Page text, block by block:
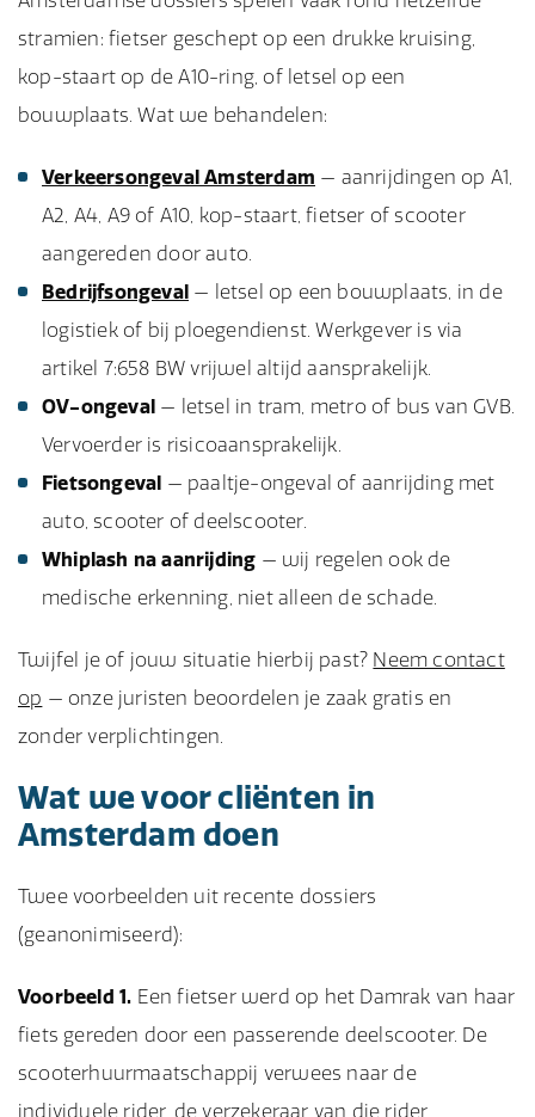
stramien: fietser geschept op een drukke kruising,
kop-staart op de A10-ring, of letsel op een
bouwplaats. Wat we behandelen:
Verkeersongeval Amsterdam — aanrijdingen op A1,
A2, A4, A9 of A10, kop-staart, fietser of scooter
aangereden door auto.
Bedrijfsongeval — letsel op een bouwplaats, in de
logistiek of bij ploegendienst. Werkgever is via
artikel 7:658 BW vrijwel altijd aansprakelijk.
OV-ongeval — letsel in tram, metro of bus van GVB.
Vervoerder is risicoaansprakelijk.
Fietsongeval — paaltje-ongeval of aanrijding met
auto, scooter of deelscooter.
Whiplash na aanrijding — wij regelen ook de
medische erkenning, niet alleen de schade.
Twijfel je of jouw situatie hierbij past? Neem contact
op — onze juristen beoordelen je zaak gratis en
zonder verplichtingen.
Wat we voor cliënten in
Amsterdam doen
Twee voorbeelden uit recente dossiers
(geanonimiseerd):
Voorbeeld 1. Een fietser werd op het Damrak van haar
fiets gereden door een passerende deelscooter. De
scooterhuurmaatschappij verwees naar de
individuele rider, de verzekeraar van die rider